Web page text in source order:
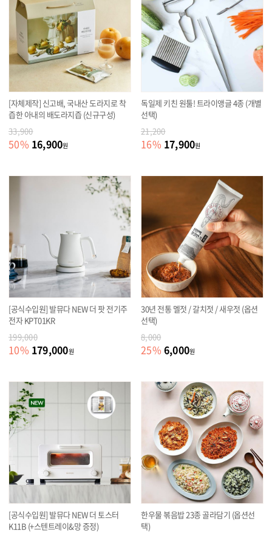
[자체제작] 신고배, 국내산 도라지로 착
즙한 아내의 배도라지즙 (신규구성)
33,900
50% 16,900원
독일제 키친 원툴! 트라이앵글 4종 (개별
선택)
21,200
16% 17,900원
[공식수입원] 발뮤다 NEW 더 팟 전기주
전자 KPT01KR
199,000
10% 179,000원
30년 전통 멜젓 / 갈치젓 / 새우젓 (옵션
선택)
8,000
25% 6,000원
[공식수입원] 발뮤다 NEW 더 토스터
K11B (+스텐트레이&망 증정)
한우물 볶음밥 23종 골라담기 (옵션선
택)